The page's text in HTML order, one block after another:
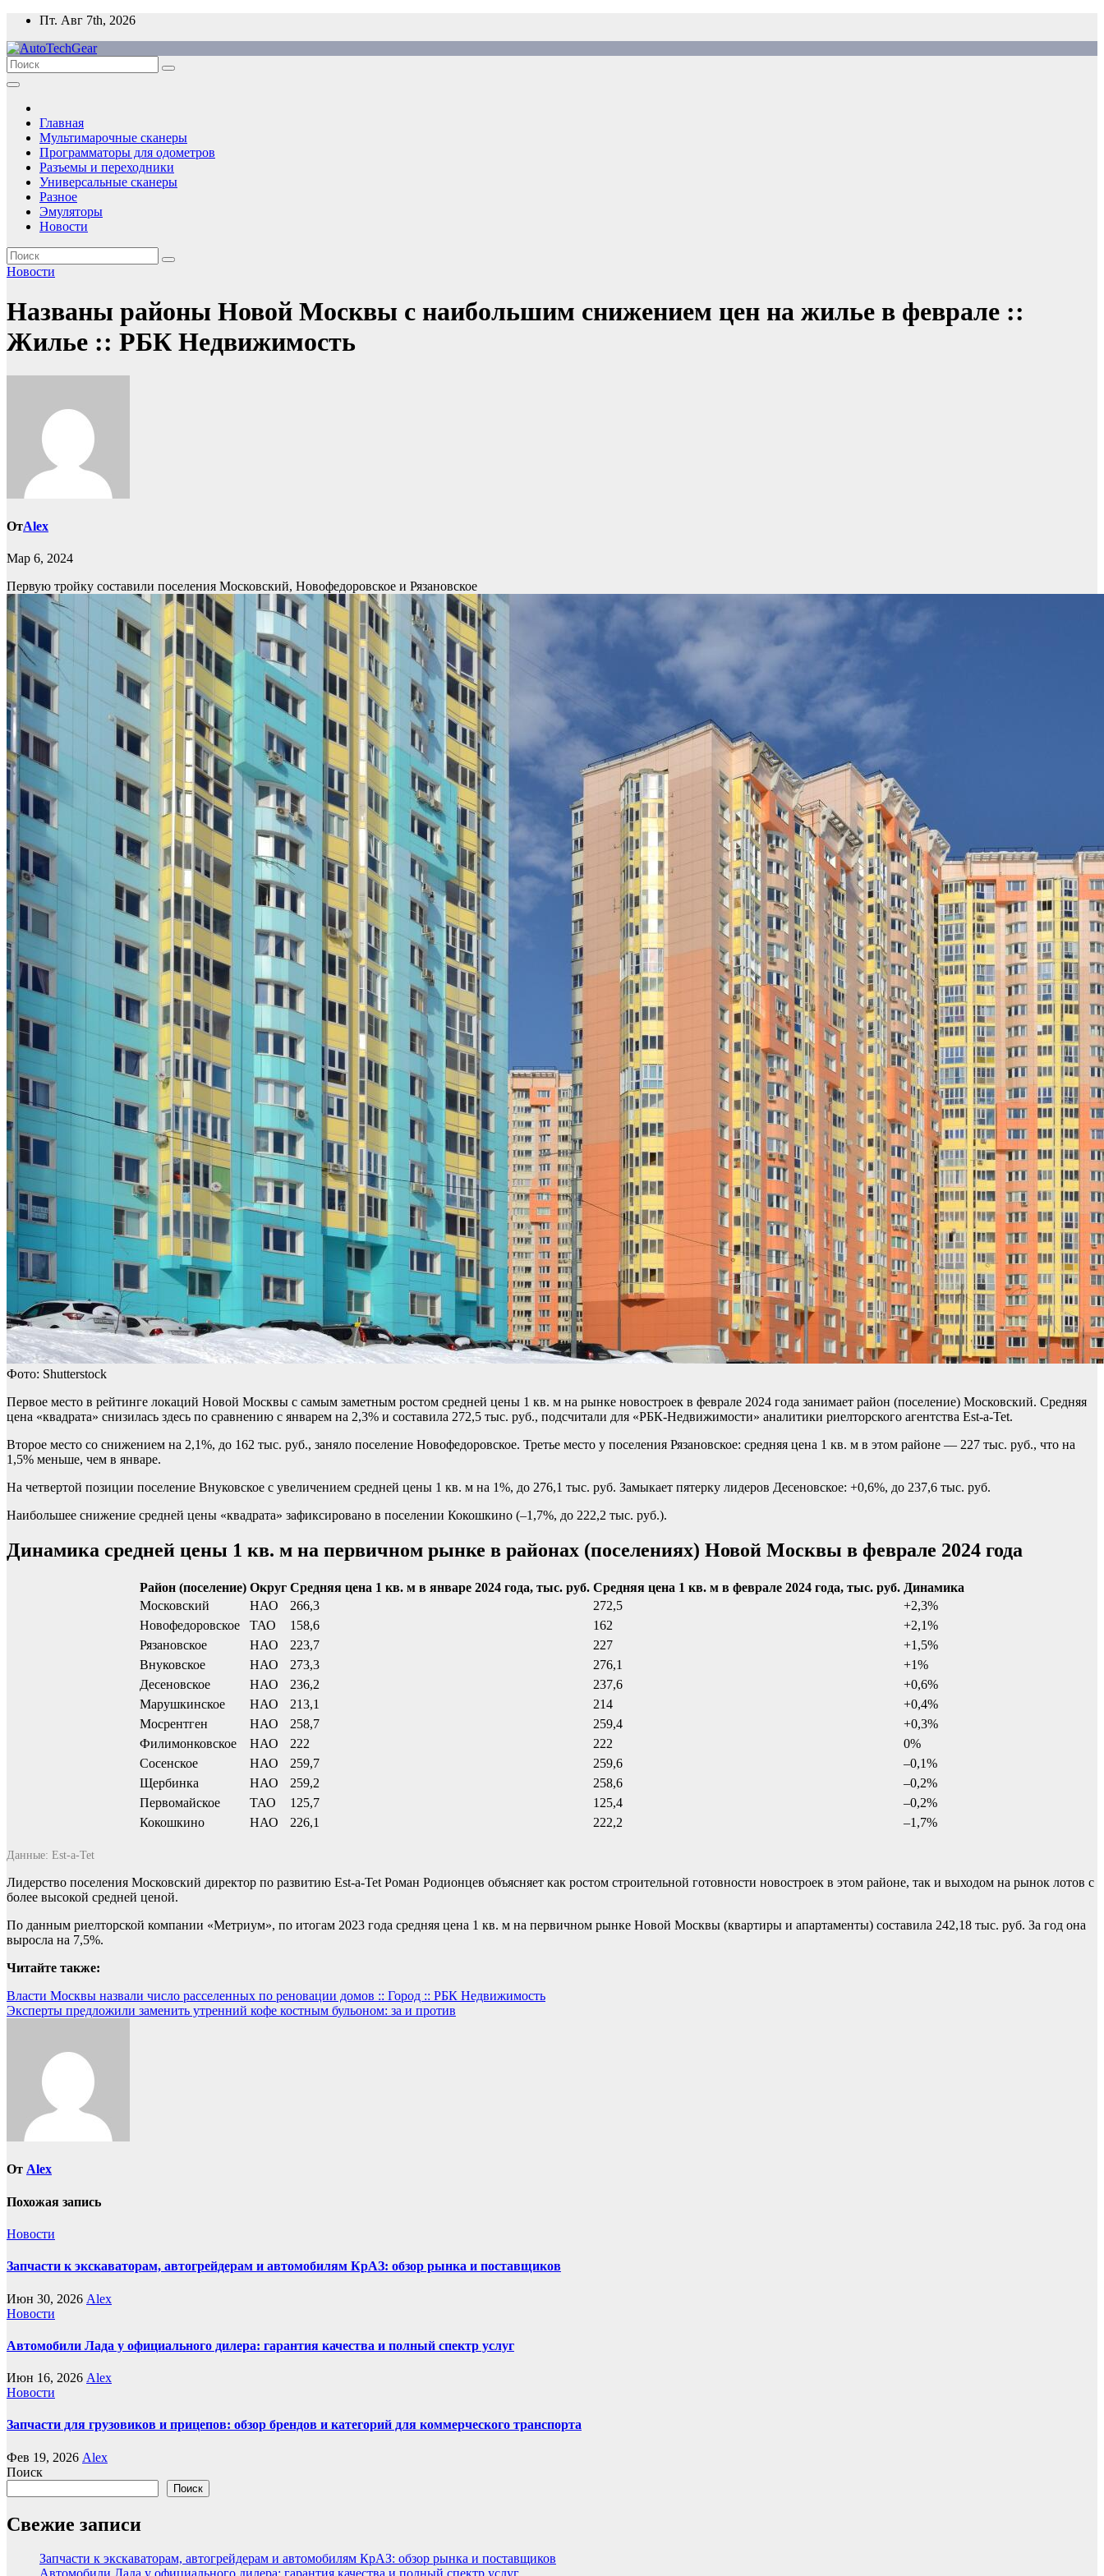
Перейти
содержимому
Пт. Авг 7th, 2026
Главная
Мультимарочные сканеры
Программаторы для одометров
Разъемы и переходники
Универсальные сканеры
Разное
Эмуляторы
Новости
Новости
Названы районы Новой Москвы с наибольшим снижением цен на жилье в феврале ::
Жилье :: РБК Недвижимость
ОтAlex
Мар 6, 2024
Первую тройку составили поселения Московский, Новофедоровское и Рязановское
Фото: Shutterstock
Первое место в рейтинге локаций Новой Москвы с самым заметным ростом средней цены 1 кв. м на рынке новостроек в феврале 2024 года занимает район (поселение) Московский. Средняя
цена «квадрата» снизилась здесь по сравнению с январем на 2,3% и составила 272,5 тыс. руб., подсчитали для «РБК-Недвижимости» аналитики риелторского агентства Est-a-Tet.
Второе место со снижением на 2,1%, до 162 тыс. руб., заняло поселение Новофедоровское. Третье место у поселения Рязановское: средняя цена 1 кв. м в этом районе — 227 тыс. руб., что на
1,5% меньше, чем в январе.
На четвертой позиции поселение Внуковское с увеличением средней цены 1 кв. м на 1%, до 276,1 тыс. руб. Замыкает пятерку лидеров Десеновское: +0,6%, до 237,6 тыс. руб.
Наибольшее снижение средней цены «квадрата» зафиксировано в поселении Кокошкино (–1,7%, до 222,2 тыс. руб.).
Динамика средней цены 1 кв. м на первичном рынке в районах (поселениях) Новой Москвы в феврале 2024 года
Район (поселение) Округ Средняя цена 1 кв. м в январе 2024 года, тыс. руб. Средняя цена 1 кв. м в феврале 2024 года, тыс. руб. Динамика
Московский
НАО 266,3 272,5
+2,3%
Новофедоровское
ТАО 158,6 162
+2,1%
Рязановское
НАО 223,7 227
+1,5%
Внуковское
НАО 273,3 276,1
+1%
Десеновское
НАО 236,2 237,6
+0,6%
Марушкинское
НАО 213,1 214
+0,4%
Мосрентген
НАО 258,7 259,4
+0,3%
Филимонковское
НАО 222 222
0%
Сосенское
НАО 259,7 259,6
–0,1%
Щербинка
НАО 259,2 258,6
–0,2%
Первомайское
ТАО 125,7 125,4
–0,2%
Кокошкино
НАО 226,1 222,2 –1,7%
Данные: Est-a-Tet
Лидерство поселения Московский директор по развитию Est-a-Tet Роман Родионцев объясняет как ростом строительной готовности новостроек в этом районе, так и выходом на рынок лотов с
более высокой средней ценой.
По данным риелторской компании «Метриум», по итогам 2023 года средняя цена 1 кв. м на первичном рынке Новой Москвы (квартиры и апартаменты) составила 242,18 тыс. руб. За год она
выросла на 7,5%.
Читайте также:
Навигация
по
Власти Москвы назвали число расселенных по реновации домов :: Город :: РБК Недвижимость
Эксперты предложили заменить утренний кофе костным бульоном: за и против
От Alex
Похожая запись
Новости
Запчасти к экскаваторам, автогрейдерам и автомобилям КрАЗ: обзор рынка и поставщиков
Июн 30, 2026 Alex
Новости
Автомобили Лада у официального дилера: гарантия качества и полный спектр услуг
Июн 16, 2026 Alex
Новости
Запчасти для грузовиков и прицепов: обзор брендов и категорий для коммерческого транспорта
Фев 19, 2026 Alex
Поиск
Поиск
Свежие записи
Запчасти к экскаваторам, автогрейдерам и автомобилям КрАЗ: обзор рынка и поставщиков